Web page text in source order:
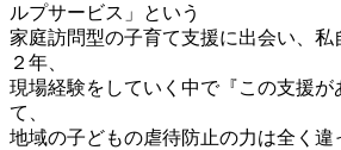
ルプサービス」という
家庭訪問型の子育て支援に出会い、私
２年、
現場経験をしていく中で『この支援が
て、
地域の子どもの虐待防止の力は全く違